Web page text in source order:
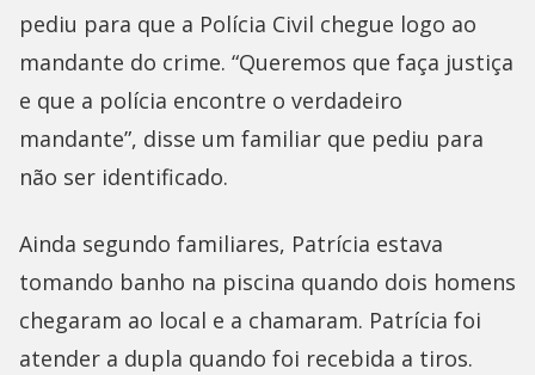
pediu para que a Polícia Civil chegue logo ao
mandante do crime. “Queremos que faça justiça
e que a polícia encontre o verdadeiro
mandante”, disse um familiar que pediu para
não ser identificado.
Ainda segundo familiares, Patrícia estava
tomando banho na piscina quando dois homens
chegaram ao local e a chamaram. Patrícia foi
atender a dupla quando foi recebida a tiros.